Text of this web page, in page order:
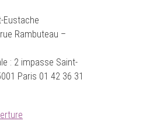
Eustache
Rambuteau –
: 2 impasse Saint-
Paris 01 42 36 31